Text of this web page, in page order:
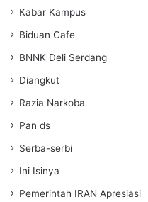
Kabar Kampus
Biduan Cafe
BNNK Deli Serdang
Diangkut
Razia Narkoba
Pan ds
Serba-serbi
Ini Isinya
Pemerintah IRAN Apresiasi